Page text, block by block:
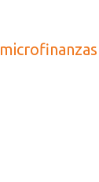
microfinanzas